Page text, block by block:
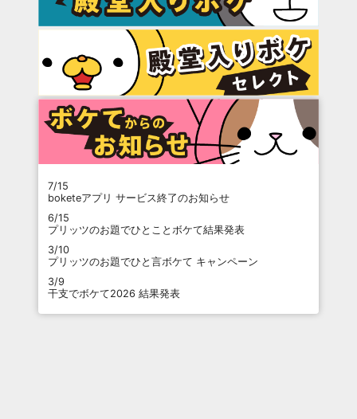
7/15
boketeアプリ サービス終了のお知らせ
6/15
プリッツのお題でひとことボケて結果発表
3/10
プリッツのお題でひと言ボケて キャンペーン
3/9
干支でボケて2026 結果発表